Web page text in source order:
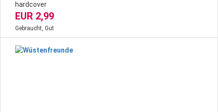
hardcover
EUR 2,99
Gebraucht, Gut